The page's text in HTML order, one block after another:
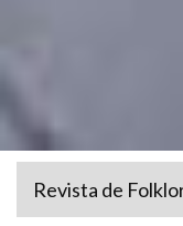
Revista de